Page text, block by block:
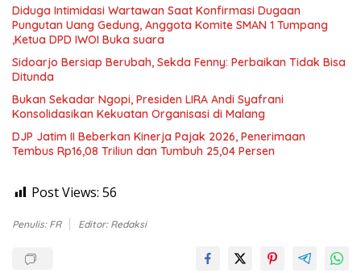
Diduga Intimidasi Wartawan Saat Konfirmasi Dugaan
Pungutan Uang Gedung, Anggota Komite SMAN 1 Tumpang
,Ketua DPD IWOI Buka suara
Sidoarjo Bersiap Berubah, Sekda Fenny: Perbaikan Tidak Bisa
Ditunda
Bukan Sekadar Ngopi, Presiden LIRA Andi Syafrani
Konsolidasikan Kekuatan Organisasi di Malang
DJP Jatim II Beberkan Kinerja Pajak 2026, Penerimaan
Tembus Rp16,08 Triliun dan Tumbuh 25,04 Persen
Post Views: 56
Penulis: FR Editor: Redaksi